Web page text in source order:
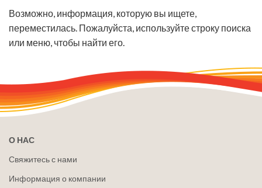
Возможно, информация, которую вы ищете,
переместилась. Пожалуйста, используйте строку поиска
или меню, чтобы найти его.
О НАС
Свяжитесь с нами
Информация о компании